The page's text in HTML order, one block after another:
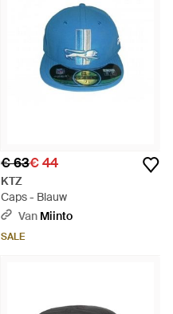
€ 63€ 44
KTZ
Caps - Blauw
Van Miinto
SALE